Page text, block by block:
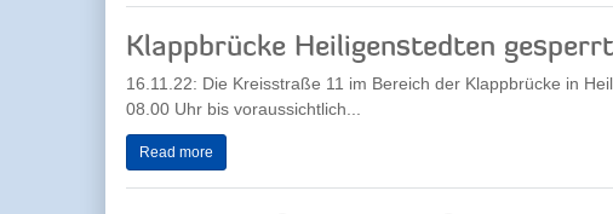
Klappbrücke Heiligenstedten gesperrt
16.11.22: Die Kreisstraße 11 im Bereich der Klappbrücke in
08.00 Uhr bis voraussichtlich...
Read more